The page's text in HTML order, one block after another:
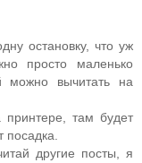
остановку, что уж
просто маленько
можно вычитать на
там будет
посадка.
другие посты, я